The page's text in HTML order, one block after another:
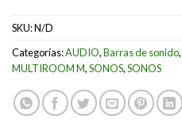
SKU:N/D
Categorías:AUDIO,Barras de sonido,
MULTIROOM M,SONOS,SONOS